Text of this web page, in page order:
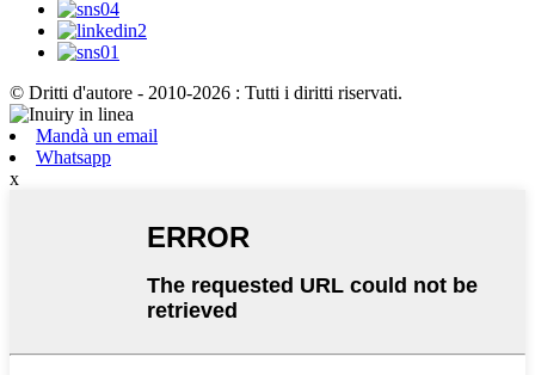
© Dritti d'autore - 2010-2026 : Tutti i diritti riservati.
Mandà un email
Whatsapp
x